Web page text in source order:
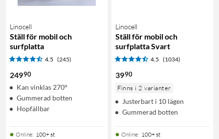
Linocell
Ställ för mobil och
surfplatta
4.5 (245)
24990
Kan vinklas 270°
Gummerad botten
Hopfällbar
Online: 100+ st
Linocell
Ställ för mobil och
surfplatta Svart
4.5 (1034)
3990
Finns i 2 varianter
Justerbart i 10 lägen
Gummerad botten
Online: 100+ st